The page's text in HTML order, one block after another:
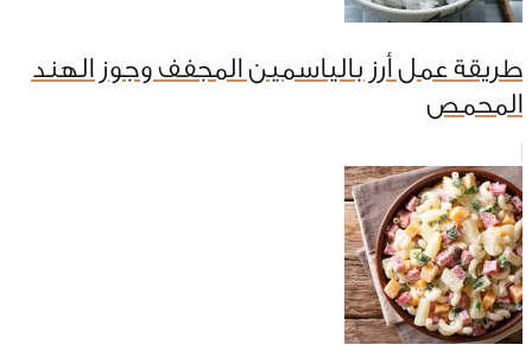
طريقة عمل أرز بالياسمين المجفف وجوز الهند
المحمص